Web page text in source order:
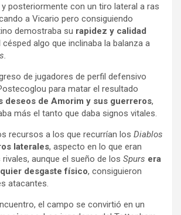
posteriormente con un tiro lateral a ras
a Vicario pero consiguiendo
demostraba su rapidez y calidad
césped algo que inclinaba la balanza a
de jugadores de perfil defensivo
para matar el resultado
deseos de Amorim y sus guerreros,
más el tanto que daba signos vitales.
recursos a los que recurrían los Diablos
laterales, aspecto en lo que eran
aunque el sueño de los Spurs era
desgaste físico, consiguieron
atacantes.
el campo se convirtió en un